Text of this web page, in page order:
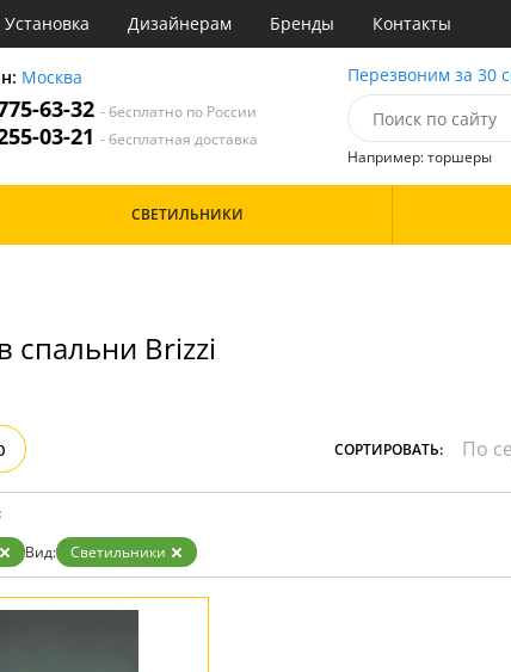
Установка Дизайнерам Бренды Контакты
Москва
63-32- бесплатно по России
03-21- бесплатная доставка
Перезвоним за 30
Например: торшеры
СВЕТИЛЬНИКИ
спальни Brizzi
СОРТИРОВАТЬ:
Вид: Светильники